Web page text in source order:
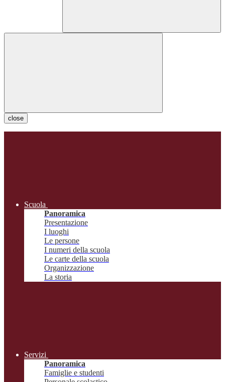
close
Scuola
Panoramica
Presentazione
I luoghi
Le persone
I numeri della scuola
Le carte della scuola
Organizzazione
La storia
Servizi
Panoramica
Famiglie e studenti